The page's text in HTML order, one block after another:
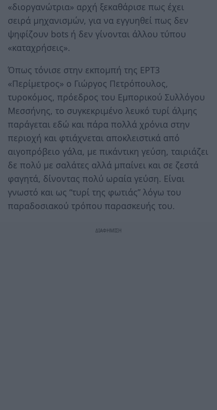
«διοργανώτρια» αρχή ξεκαθάρισε πως έχει
σειρά μηχανισμών, για να εγγυηθεί πως δεν
ψηφίζουν bots ή δεν γίνονται άλλου τύπου
«καταχρήσεις».
Όπως τόνισε στην εκπομπή της ΕΡΤ3
«Περίμετρος» ο Γιώργος Πετρόπουλος,
τυροκόμος, πρόεδρος του Εμπορικού Συλλόγου
Μεσσήνης, το συγκεκριμένο λευκό τυρί άλμης
παράγεται εδώ και πάρα πολλά χρόνια στην
περιοχή και φτιάχνεται αποκλειστικά από
αιγοπρόβειο γάλα, με πικάντικη γεύση, ταιριάζει
δε πολύ με σαλάτες αλλά μπαίνει και σε ζεστά
φαγητά, δίνοντας πολύ ωραία γεύση. Είναι
γνωστό και ως “τυρί της φωτιάς” λόγω του
παραδοσιακού τρόπου παρασκευής του.